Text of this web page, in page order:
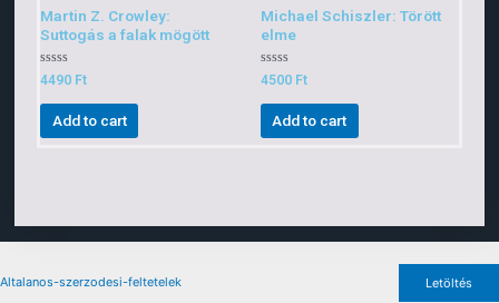
Martin Z. Crowley:
Suttogás a falak mögött
Rated
0
out
4490 Ft
Add to cart
Michael Schiszler: Törött
elme
Rated
0
out
4500 Ft
Add to cart
Altalanos-szerzodesi-feltetelek Letöltés